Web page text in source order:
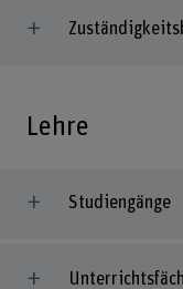
Lehre
Studiengänge